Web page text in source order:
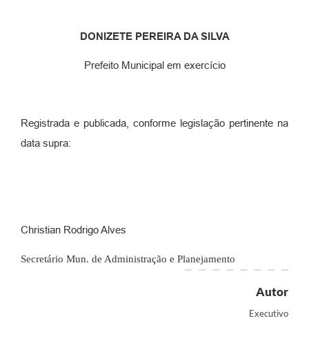
DONIZETE PEREIRA DA SILVA
Prefeito Municipal em exercício
Registrada e publicada, conforme legislação pertinente na
data supra:
Christian Rodrigo Alves
Secretário Mun. de Administração e Planejamento
Autor
Executivo